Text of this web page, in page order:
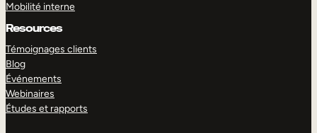
Mobilité interne
Resources
Témoignages clients
Blog
Événements
Webinaires
Études et rapports